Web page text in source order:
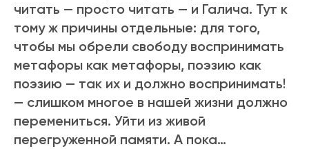
читать — просто читать — и Галича. Тут к
тому ж причины отдельные: для того,
чтобы мы обрели свободу воспринимать
метафоры как метафоры, поэзию как
поэзию — так их и должно воспринимать!
— слишком многое в нашей жизни должно
перемениться. Уйти из живой
перегруженной памяти. А пока…